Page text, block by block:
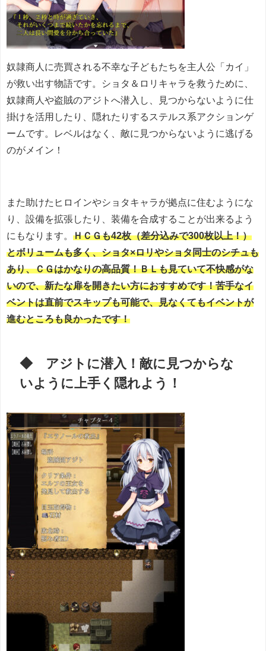
奴隷商人に売買される不幸な子どもたちを主人公「カイ」
が救い出す物語です。ショタ＆ロリキャラを救うために、
奴隷商人や盗賊のアジトへ潜入し、見つからないように仕
掛けを活用したり、隠れたりするステルス系アクションゲ
ームです。レベルはなく、敵に見つからないように逃げる
のがメイン！
また助けたヒロインやショタキャラが拠点に住むようにな
り、設備を拡張したり、装備を合成することが出来るよう
にもなります。 ＨＣＧも42枚（差分込みで300枚以上！）
とボリュームも多く、ショタ×ロリやショタ同士のシチュも
あり、ＣＧはかなりの高品質！ＢＬも見ていて不快感がな
いので、新たな扉を開きたい方におすすめです！苦手なイ
ベントは直前でスキップも可能で、見なくてもイベントが
進むところも良かったです！
◆ アジトに潜入！敵に見つからな
いように上手く隠れよう！